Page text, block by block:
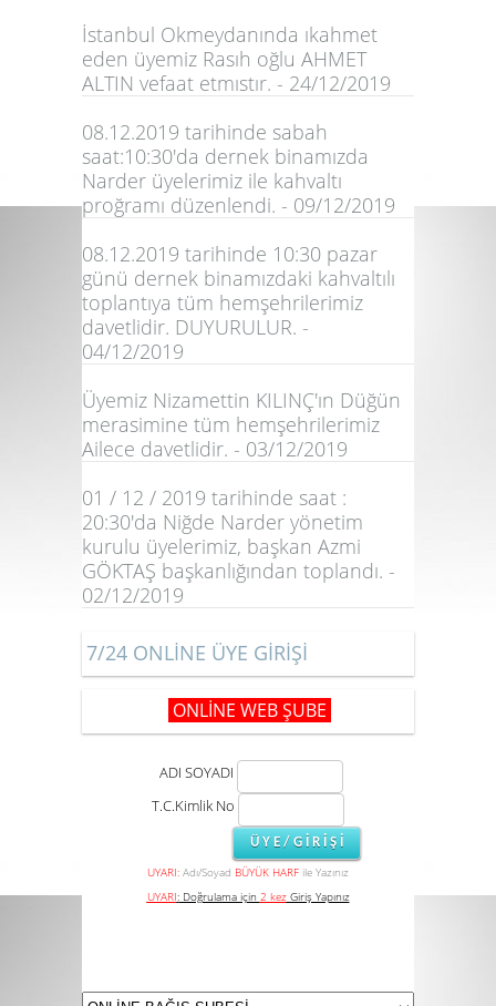
İstanbul Okmeydanında ıkahmet
eden üyemiz Rasıh oğlu AHMET
ALTIN vefaat etmıstır. - 24/12/2019
08.12.2019 tarihinde sabah
saat:10:30'da dernek binamızda
Narder üyelerimiz ile kahvaltı
proğramı düzenlendi. - 09/12/2019
08.12.2019 tarihinde 10:30 pazar
günü dernek binamızdaki kahvaltılı
toplantıya tüm hemşehrilerimiz
davetlidir. DUYURULUR. -
04/12/2019
Üyemiz Nizamettin KILINÇ'ın Düğün
merasimine tüm hemşehrilerimiz
Ailece davetlidir. - 03/12/2019
01 / 12 / 2019 tarihinde saat :
20:30'da Niğde Narder yönetim
kurulu üyelerimiz, başkan Azmi
GÖKTAŞ başkanlığından toplandı. -
02/12/2019
7/24 ONLİNE ÜYE GİRİŞİ
ONLİNE WEB ŞUBE
ADI SOYADI
T.C.Kimlik No
UYARI: Adı/Soyad BÜYÜK HARF ile Yazınız
UYARI:Doğrulama için 2 kez Giriş Yapınız